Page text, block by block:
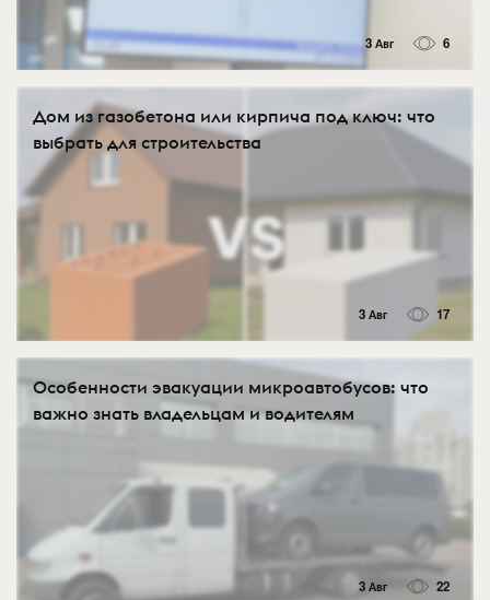
3 Авг 6
Дом из газобетона или кирпича под ключ: что
выбрать для строительства
3 Авг 17
Особенности эвакуации микроавтобусов: что
важно знать владельцам и водителям
3 Авг 22